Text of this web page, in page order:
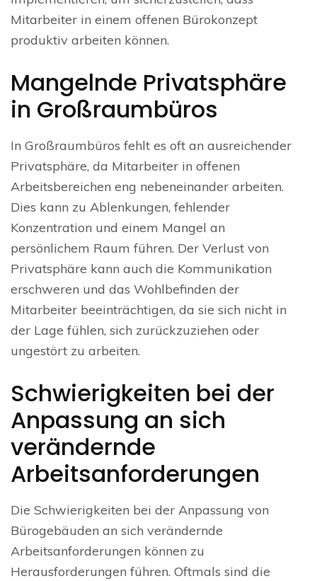
Mitarbeiter in einem offenen Bürokonzept
produktiv arbeiten können.
Mangelnde Privatsphäre
in Großraumbüros
In Großraumbüros fehlt es oft an ausreichender
Privatsphäre, da Mitarbeiter in offenen
Arbeitsbereichen eng nebeneinander arbeiten.
Dies kann zu Ablenkungen, fehlender
Konzentration und einem Mangel an
persönlichem Raum führen. Der Verlust von
Privatsphäre kann auch die Kommunikation
erschweren und das Wohlbefinden der
Mitarbeiter beeinträchtigen, da sie sich nicht in
der Lage fühlen, sich zurückzuziehen oder
ungestört zu arbeiten.
Schwierigkeiten bei der
Anpassung an sich
verändernde
Arbeitsanforderungen
Die Schwierigkeiten bei der Anpassung von
Bürogebäuden an sich verändernde
Arbeitsanforderungen können zu
Herausforderungen führen. Oftmals sind die